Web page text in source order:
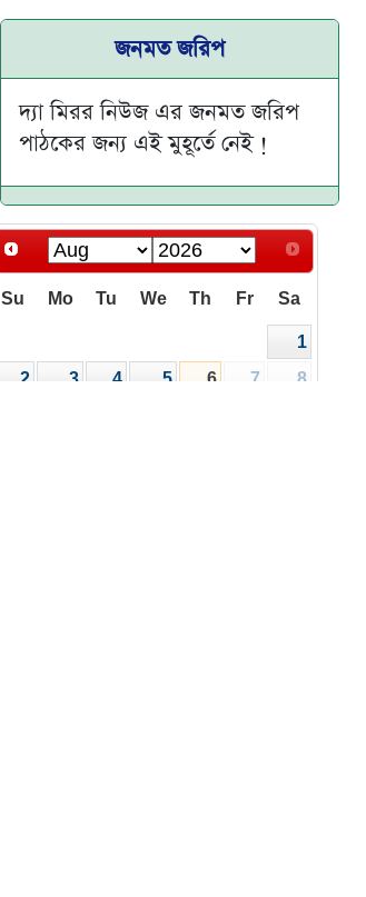
জনমত জরিপ
দ্যা মিরর নিউজ এর জনমত জরিপ
পাঠকের জন্য এই মুহূর্তে নেই !
Su Mo Tu We Th Fr Sa
1
2
3 4 5 6 7
8